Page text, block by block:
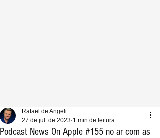
Podcast News On Apple #155 no ar com as
Rafael de Angeli
27 de jul. de 2023 1 min de leitura